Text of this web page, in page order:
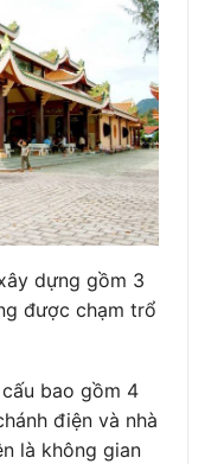
dựng gồm 3
được chạm trổ
bao gồm 4
điện và nhà
là không gian